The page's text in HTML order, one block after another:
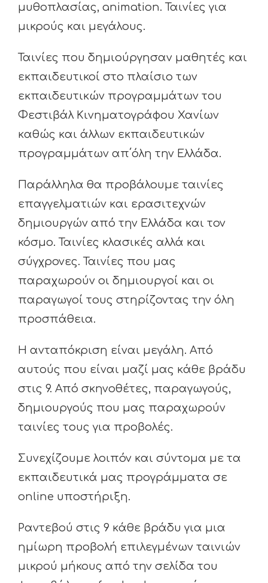
μυθοπλασίας, animation. Ταινίες για
μικρούς και μεγάλους.
Ταινίες που δημιούργησαν μαθητές και
εκπαιδευτικοί στο πλαίσιο των
εκπαιδευτικών προγραμμάτων του
Φεστιβάλ Κινηματογράφου Χανίων
καθώς και άλλων εκπαιδευτικών
προγραμμάτων απ΄όλη την Ελλάδα.
Παράλληλα θα προβάλουμε ταινίες
επαγγελματιών και ερασιτεχνών
δημιουργών από την Ελλάδα και τον
κόσμο. Ταινίες κλασικές αλλά και
σύγχρονες. Ταινίες που μας
παραχωρούν οι δημιουργοί και οι
παραγωγοί τους στηρίζοντας την όλη
προσπάθεια.
Η ανταπόκριση είναι μεγάλη. Από
αυτούς που είναι μαζί μας κάθε βράδυ
στις 9. Από σκηνοθέτες, παραγωγούς,
δημιουργούς που μας παραχωρούν
ταινίες τους για προβολές.
Συνεχίζουμε λοιπόν και σύντομα με τα
εκπαιδευτικά μας προγράμματα σε
online υποστήριξη.
Ραντεβού στις 9 κάθε βράδυ για μια
ημίωρη προβολή επιλεγμένων ταινιών
μικρού μήκους από την σελίδα του